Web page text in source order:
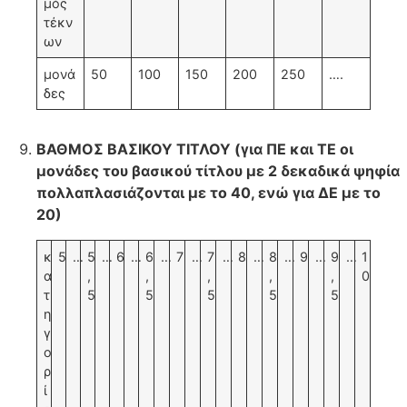
τέκν
ων
μονά
δες
50 100 150 200 250 ….
ΒΑΘΜΟΣ ΒΑΣΙΚΟΥ ΤΙΤΛΟΥ (για ΠΕ και ΤΕ οι
μονάδες του βασικού τίτλου με 2 δεκαδικά ψηφία
πολλαπλασιάζονται με το 40, ενώ για ΔΕ με το
20)
κ
α
τ
η
γ
ο
ρ
ί
5 … 5
,
5
… 6 … 6
,
5
… 7 … 7
,
5
… 8 … 8
,
5
… 9 … 9
,
5
… 1
0